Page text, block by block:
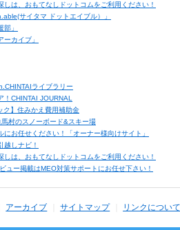
は、おもてなしドットコムをご利用ください！
サイタマ ドットエイブル）」
」
カイブ」
ライブラリー
！CHINTAI JOURNAL
ク】住みかえ費用補助金
村のスノーボード&スキー場
お任せください！「オーナー様向けサイト」
越しナビ！
は、おもてなしドットコムをご利用ください！
ュー掲載はMEO対策サポートにお任せ下さい！
アーカイブ サイトマップ リンクについて